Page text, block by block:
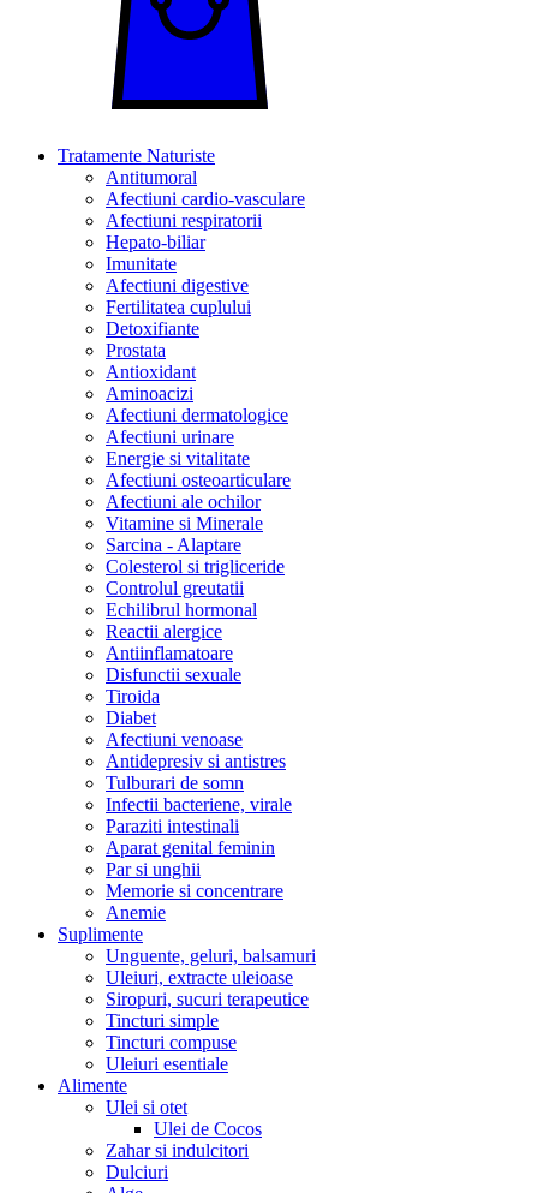
Tratamente Naturiste
Antitumoral
Afectiuni cardio-vasculare
Afectiuni respiratorii
Hepato-biliar
Imunitate
Afectiuni digestive
Fertilitatea cuplului
Detoxifiante
Prostata
Antioxidant
Aminoacizi
Afectiuni dermatologice
Afectiuni urinare
Energie si vitalitate
Afectiuni osteoarticulare
Afectiuni ale ochilor
Vitamine si Minerale
Sarcina - Alaptare
Colesterol si trigliceride
Controlul greutatii
Echilibrul hormonal
Reactii alergice
Antiinflamatoare
Disfunctii sexuale
Tiroida
Diabet
Afectiuni venoase
Antidepresiv si antistres
Tulburari de somn
Infectii bacteriene, virale
Paraziti intestinali
Aparat genital feminin
Par si unghii
Memorie si concentrare
Anemie
Suplimente
Unguente, geluri, balsamuri
Uleiuri, extracte uleioase
Siropuri, sucuri terapeutice
Tincturi simple
Tincturi compuse
Uleiuri esentiale
Alimente
Ulei si otet
Ulei de Cocos
Zahar si indulcitori
Dulciuri